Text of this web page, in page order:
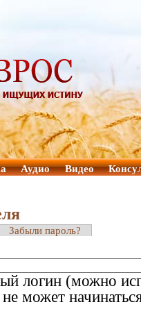
Аудио Видео
Забыли пароль?
логин (можно
может